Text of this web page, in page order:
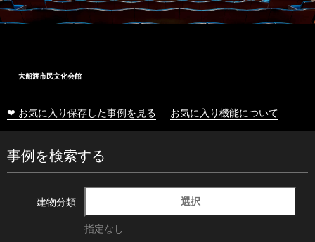
大船渡市民文化会館
❤ お気に入り保存した事例を見る お気に入り機能について
事例を検索する
建物分類 選択
指定なし